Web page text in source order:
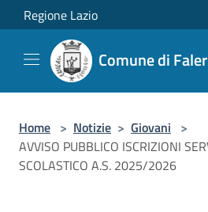
Salta al contenuto principale
Regione Lazio
Comune di
Home > Notizie > Giovani >
AVVISO PUBBLICO ISCRIZIONI
SCOLASTICO A.S. 2025/2026